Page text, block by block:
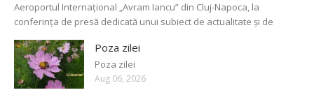
Aeroportul Internațional „Avram Iancu” din Cluj-Napoca, la
conferința de presă dedicată unui subiect de actualitate și de
Poza zilei
Poza zilei
Aug 06, 2026